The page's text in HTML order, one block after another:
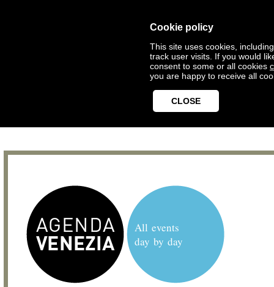
Cookie policy
This site uses cookies,
track user visits. If you would
consent to some or all cookies
you are happy to receive all
CLOSE
All events
day by day